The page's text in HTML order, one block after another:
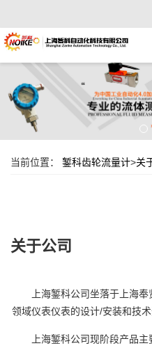
当前位置： 錾科齿轮流量计>关
关于公司
上海錾科公司坐落于上海
领域仪表仪表的设计/安装和技术
上海錾科公司现阶段产品